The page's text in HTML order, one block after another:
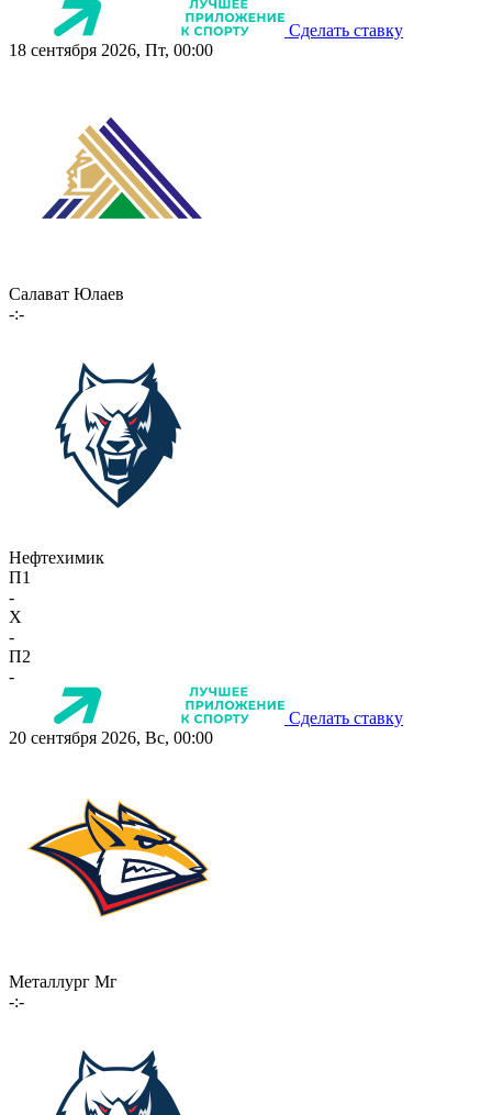
Сделать ставку
18 сентября 2026, Пт, 00:00
Салават Юлаев
-:-
Нефтехимик
П1
-
X
-
П2
-
Сделать ставку
20 сентября 2026, Вс, 00:00
Металлург Мг
-:-